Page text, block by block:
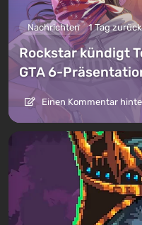
Nachrichten 1 Tag zurück
Rockstar kündigt
GTA 6-
Einen Kommentar